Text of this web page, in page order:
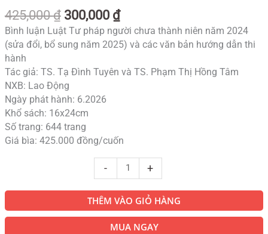
425,000₫ 300,000 ₫
Bình luận Luật Tư pháp người chưa thành niên năm 2024
(sửa đổi, bổ sung năm 2025) và các văn bản hướng dẫn thi
hành
Tác giả: TS. Tạ Đình Tuyên và TS. Phạm Thị Hồng Tâm
NXB: Lao Động
Ngày phát hành: 6.2026
Khổ sách: 16x24cm
Số trang: 644 trang
Giá bìa: 425.000 đồng/cuốn
- +
THÊM VÀO GIỎ HÀNG
MUA NGAY